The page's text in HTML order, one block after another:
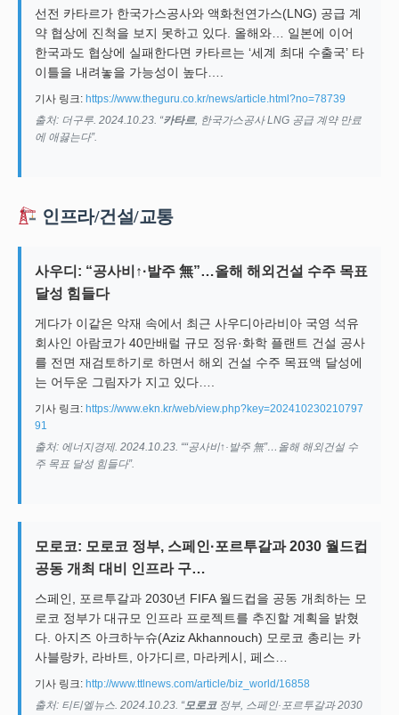
선전 카타르가 한국가스공사와 액화천연가스(LNG) 공급 계
약 협상에 진척을 보지 못하고 있다. 올해와… 일본에 이어
한국과도 협상에 실패한다면 카타르는 ‘세계 최대 수출국’ 타
이틀을 내려놓을 가능성이 높다….
기사 링크: https://www.theguru.co.kr/news/article.html?no=78739
출처: 더구루. 2024.10.23. “카타르, 한국가스공사 LNG 공급 계약 만료
에 애끓는다”.
인프라/건설/교통
사우디: “공사비↑·발주 無”…올해 해외건설 수주 목표
달성 힘들다
게다가 이같은 악재 속에서 최근 사우디아라비아 국영 석유
회사인 아람코가 40만배럴 규모 정유·화학 플랜트 건설 공사
를 전면 재검토하기로 하면서 해외 건설 수주 목표액 달성에
는 어두운 그림자가 지고 있다….
기사 링크: https://www.ekn.kr/web/view.php?key=202410230210797
91
출처: 에너지경제. 2024.10.23. ““공사비↑·발주 無”…올해 해외건설 수
주 목표 달성 힘들다”.
모로코: 모로코 정부, 스페인·포르투갈과 2030 월드컵
공동 개최 대비 인프라 구…
스페인, 포르투갈과 2030년 FIFA 월드컵을 공동 개최하는 모
로코 정부가 대규모 인프라 프로젝트를 추진할 계획을 밝혔
다. 아지즈 아크하누슈(Aziz Akhannouch) 모로코 총리는 카
사블랑카, 라바트, 아가디르, 마라케시, 페스…
기사 링크: http://www.ttlnews.com/article/biz_world/16858
출처: 티티엘뉴스. 2024.10.23. “모로코정부, 스페인·포르투갈과 2030